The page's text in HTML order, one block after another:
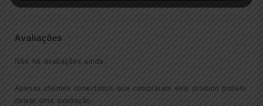
Avaliações
Não há avaliações ainda.
Apenas clientes conectados que compraram este produto podem
deixar uma avaliação.